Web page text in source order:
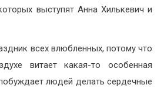
выступят Анна Хилькевич и
всех влюбленных, потому что
витает какая-то особенная
людей делать сердечные